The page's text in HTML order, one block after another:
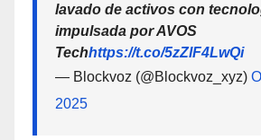
lavado de activos con
impulsada por AVOS
Techhttps://t.co/5zZlF4LwQi
— Blockvoz (@Blockvoz_xyz)
2025